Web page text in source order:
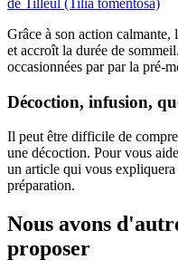
de Tilleul (Tilia tomentosa)
Grâce à son action
et accroît la durée de
occasionnées par par la pré-
Décoction, infusion,
Il peut être difficile de
une décoction. Pour vous
un article qui vous
préparation.
Nous avons
proposer